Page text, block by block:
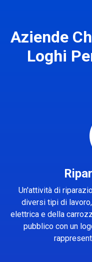
Aziende
Loghi
Un'attività di
diversi tipi di
elettrica e della
pubblico con un